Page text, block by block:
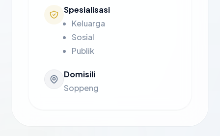
Spesialisasi
Keluarga
Sosial
Publik
Domisili
Soppeng